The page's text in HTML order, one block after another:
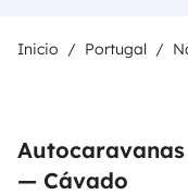
Inicio Portugal
— Cávado